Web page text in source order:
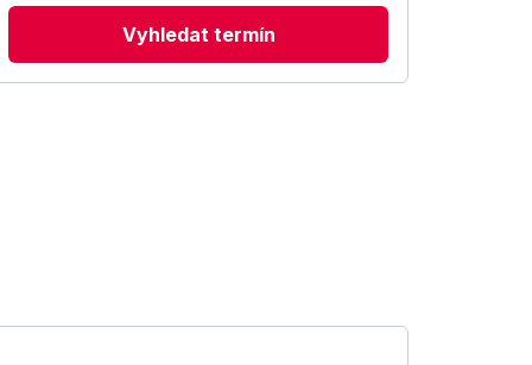
Vyhledat termín